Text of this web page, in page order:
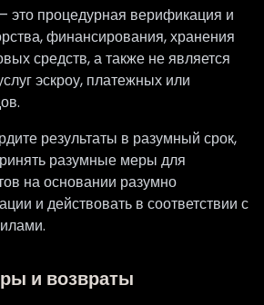
это процедурная верификация и
финансирования, хранения
средств, а также не является
эскроу, платежных или
результаты в разумный срок,
разумные меры для
на основании разумно
и действовать в соответствии с
и возвраты